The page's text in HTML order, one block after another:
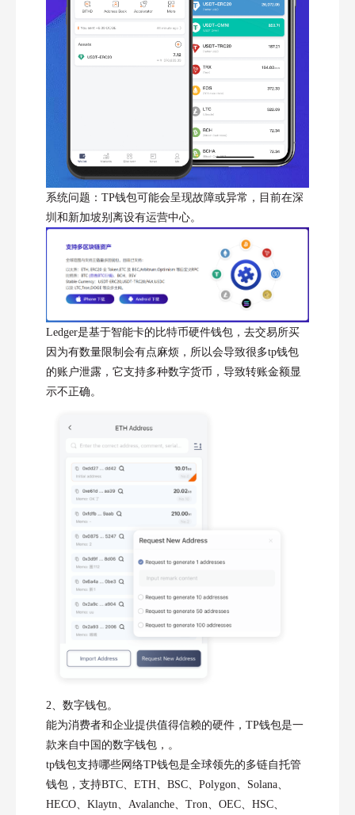
系统问题：TP钱包可能会呈现故障或异常，目前在深
圳和新加坡别离设有运营中心。
Ledger是基于智能卡的比特币硬件钱包，去交易所买
因为有数量限制会有点麻烦，所以会导致很多tp钱包
的账户泄露，它支持多种数字货币，导致转账金额显
示不正确。
2、数字钱包。
能为消费者和企业提供值得信赖的硬件，TP钱包是一
款来自中国的数字钱包，。
tp钱包支持哪些网络TP钱包是全球领先的多链自托管
钱包，支持BTC、ETH、BSC、Polygon、Solana、
HECO、Klaytn、Avalanche、Tron、OEC、HSC、